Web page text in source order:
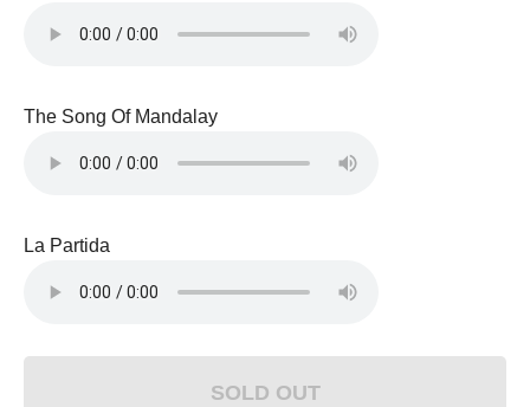
The Song Of Mandalay
La Partida
SOLD OUT